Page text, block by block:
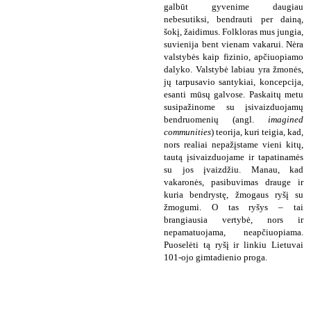
galbūt gyvenime daugiau
nebesutiksi, bendrauti per dainą,
šokį, žaidimus. Folkloras mus jungia,
suvienija bent vienam vakarui. Nėra
valstybės kaip fizinio, apčiuopiamo
dalyko. Valstybė labiau yra žmonės,
jų tarpusavio santykiai, koncepcija,
esanti mūsų galvose. Paskaitų metu
susipažinome su įsivaizduojamų
bendruomenių (angl. imagined
communities) teorija, kuri teigia, kad,
nors realiai nepažįstame vieni kitų,
tautą įsivaizduojame ir tapatinamės
su jos įvaizdžiu. Manau, kad
vakaronės, pasibuvimas drauge ir
kuria bendrystę, žmogaus ryšį su
žmogumi. O tas ryšys – tai
brangiausia vertybė, nors ir
nepamatuojama, neapčiuopiama.
Puoselėti tą ryšį ir linkiu Lietuvai
101-ojo gimtadienio proga.